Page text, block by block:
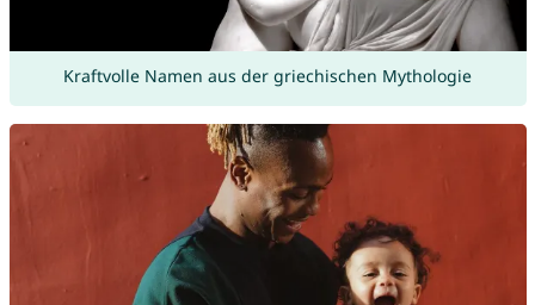
Kraftvolle Namen aus der griechischen Mythologie